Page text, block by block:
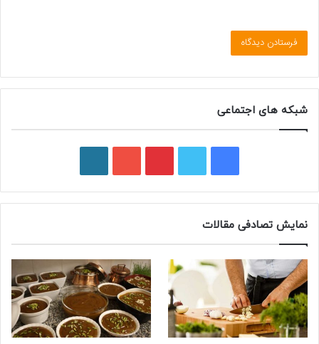
شبکه های اجتماعی
ی
س
ب
و
ک
و
ی
ت
ر
ی
ت
ر
ی
س
و
ی
و
ب
ر
پ
ر
س
نمایش تصادفی مقالات